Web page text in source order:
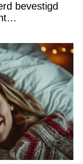
bevestigd